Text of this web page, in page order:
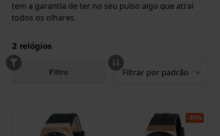
tem a garantia de ter no seu pulso algo que atrai
todos os olhares.
2 relógios
Filtro
-30%